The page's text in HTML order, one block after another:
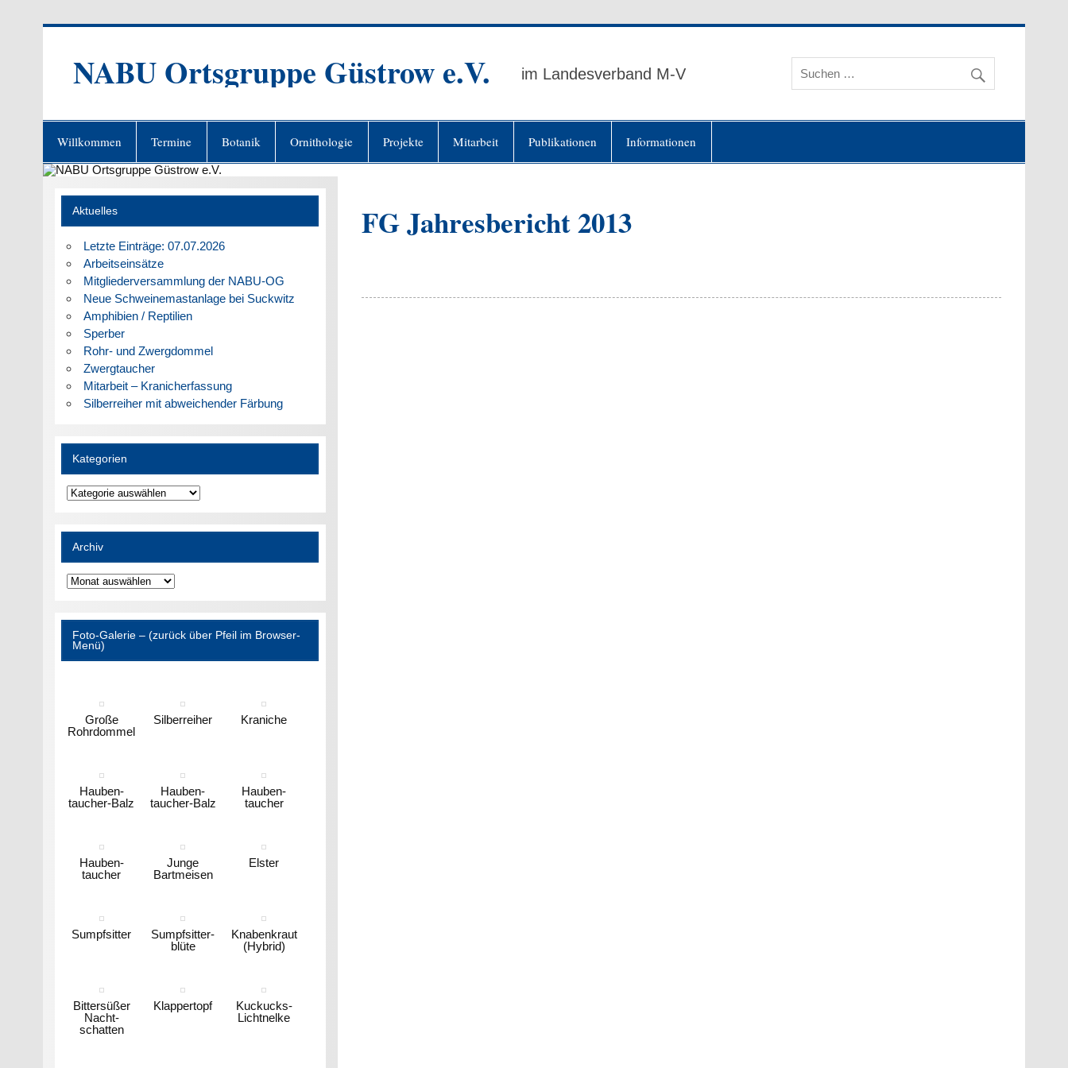
NABU Ortsgruppe Güstrow e.V. im Landesverband M-V
Willkommen Termine Botanik Ornithologie Projekte Mitarbeit Publikationen Informationen
FG Jahresbericht 2013
Aktuelles
Letzte Einträge: 07.07.2026
Arbeitseinsätze
Mitgliederversammlung der NABU-OG
Neue Schweinemastanlage bei Suckwitz
Amphibien / Reptilien
Sperber
Rohr- und Zwergdommel
Zwergtaucher
Mitarbeit – Kranicherfassung
Silberreiher mit abweichender Färbung
Kategorien
Kategorien
Archiv
Archiv
Foto-Galerie – (zurück über Pfeil im Browser-
Menü)
Große
Rohrdommel
Silberreiher Kraniche
Hauben-
taucher-Balz
Hauben-
taucher-Balz
Hauben-
taucher
Hauben-
taucher
Junge
Bartmeisen
Elster
Sumpfsitter
Sumpfsitter-
blüte
Knabenkraut
(Hybrid)
Bittersüßer
Nacht-
schatten
Klappertopf
Kuckucks-
Lichtnelke